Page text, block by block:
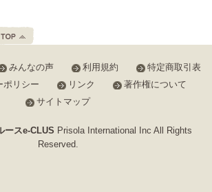
みんなの声 利用規約
特定商取引表
ポリシー リンク
著作権について
サイトマップ
ースe-CLUS Prisola International Inc All Rights
Reserved.